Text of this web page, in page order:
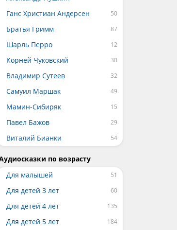
Ганс Христиан Андерсен
Братья Гримм
Шарль Перро
Корней Чуковский
Владимир Сутеев
Самуил Маршак
Мамин-Сибиряк
Павел Бажов
Виталий Бианки
по возрасту
Для малышей
Для детей 3 лет
Для детей 4 лет
Для детей 5 лет